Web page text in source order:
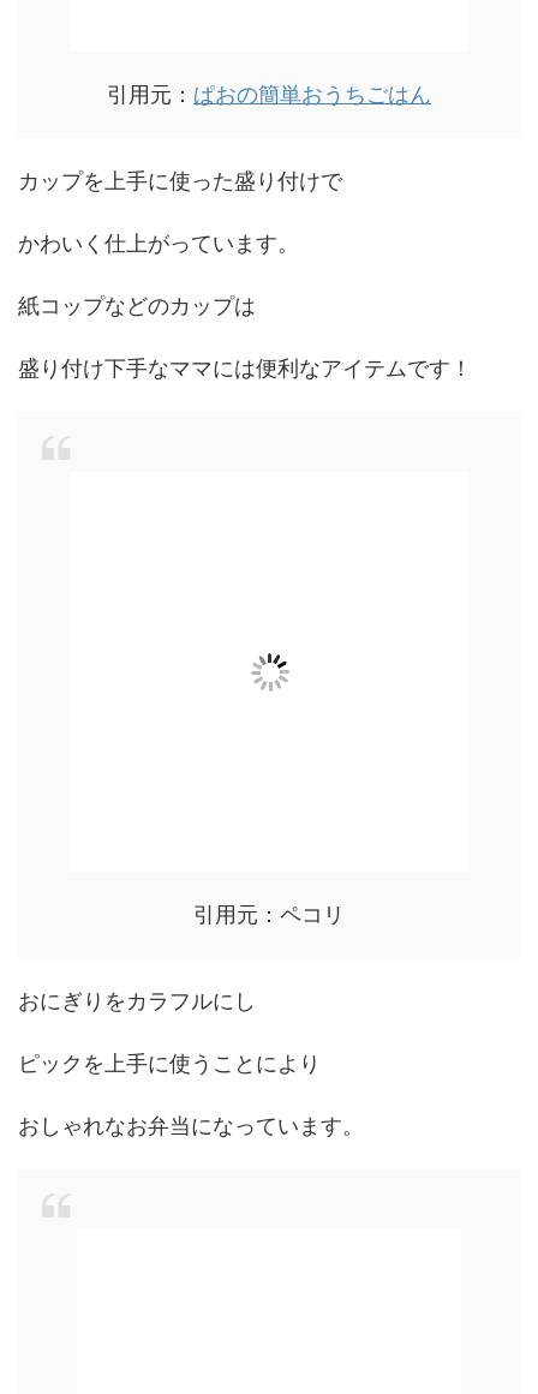
引用元： ぱおの簡単おうちごはん
カップを上手に使った盛り付けで
かわいく仕上がっています。
紙コップなどのカップは
盛り付け下手なママには便利なアイテムです！
引用元：ペコリ
おにぎりをカラフルにし
ピックを上手に使うことにより
おしゃれなお弁当になっています。